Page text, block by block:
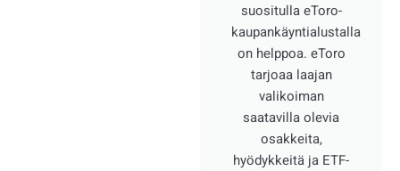
suositulla eToro-
kaupankäyntialustalla
on helppoa. eToro
tarjoaa laajan
valikoiman
saatavilla olevia
osakkeita,
hyödykkeitä ja ETF-